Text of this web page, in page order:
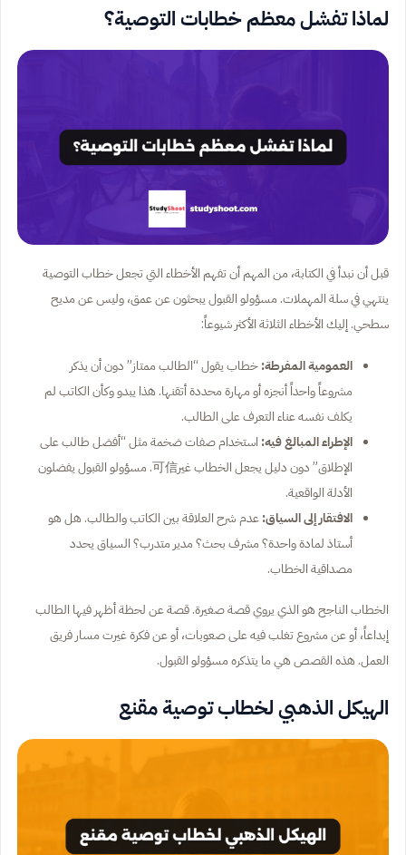
لماذا تفشل معظم خطابات التوصية؟
قبل أن نبدأ في الكتابة، من المهم أن تفهم الأخطاء التي تجعل خطاب التوصية
ينتهي في سلة المهملات. مسؤولو القبول يبحثون عن عمق، وليس عن مديح
سطحي. إليك الأخطاء الثلاثة الأكثر شيوعاً:
العمومية المفرطة:خطاب يقول “الطالب ممتاز” دون أن يذكر
مشروعاً واحداً أنجزه أو مهارة محددة أتقنها. هذا يبدو وكأن الكاتب لم
يكلف نفسه عناء التعرف على الطالب.
الإطراء المبالغ فيه: استخدام صفات ضخمة مثل “أفضل طالب على
الإطلاق” دون دليل يجعل الخطاب غير可信. مسؤولو القبول يفضلون
الأدلة الواقعية.
الافتقار إلى السياق:عدم شرح العلاقة بين الكاتب والطالب. هل هو
أستاذ لمادة واحدة؟ مشرف بحث؟ مدير متدرب؟ السياق يحدد
مصداقية الخطاب.
الخطاب الناجح هو الذي يروي قصة صغيرة. قصة عن لحظة أظهر فيها الطالب
إبداعاً، أو عن مشروع تغلب فيه على صعوبات، أو عن فكرة غيرت مسار فريق
العمل. هذه القصص هي ما يتذكره مسؤولو القبول.
الهيكل الذهبي لخطاب توصية مقنع